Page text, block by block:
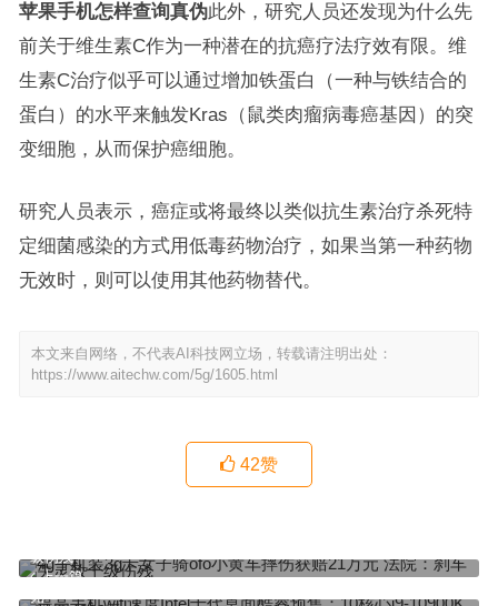
苹果手机怎样查询真伪此外，研究人员还发现为什么先
前关于维生素C作为一种潜在的抗癌疗法疗效有限。维
生素C治疗似乎可以通过增加铁蛋白（一种与铁结合的
蛋白）的水平来触发Kras（鼠类肉瘤病毒癌基因）的突
变细胞，从而保护癌细胞。
研究人员表示，癌症或将最终以类似抗生素治疗杀死特
定细菌感染的方式用低毒药物治疗，如果当第一种药物
无效时，则可以使用其他药物替代。
本文来自网络，不代表AI科技网立场，转载请注明出处：
https://www.aitechw.com/5g/1605.html
42赞
上一篇
级伤残
提高手机wifi速度Intel十代桌面酷睿预售：10核心i9-10900K只要4299
元